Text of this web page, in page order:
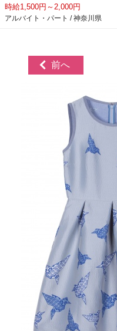
時給1,500円～2,000円
アルバイト・パート / 神奈川県
前へ